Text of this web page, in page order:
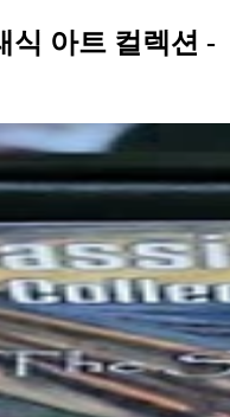
식 아트 컬렉션 -